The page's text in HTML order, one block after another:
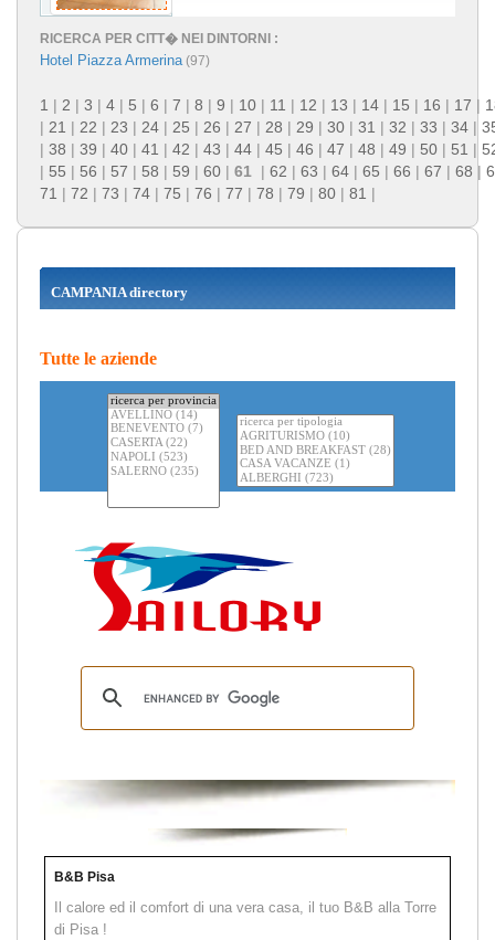
RICERCA PER CITT� NEI DINTORNI :
Hotel Piazza Armerina(97)
1 | 2 | 3 | 4 | 5 | 6 | 7 | 8 | 9 | 10 | 11 | 12 | 13 | 14 | 15 | 16 | 17 |
| 21 | 22 | 23 | 24 | 25 | 26 | 27 | 28 | 29 | 30 | 31 | 32 | 33 | 34 |
| 38 | 39 | 40 | 41 | 42 | 43 | 44 | 45 | 46 | 47 | 48 | 49 | 50 | 51 |
| 55 | 56 | 57 | 58 | 59 | 60 | 61 | 62 | 63 | 64 | 65 | 66 | 67 | 68 |
71 | 72 | 73 | 74 | 75 | 76 | 77 | 78 | 79 | 80 | 81 |
CAMPANIA directory
Tutte le aziende
B&B Pisa
Il calore ed il comfort di una vera casa, il tuo B&B alla Torre
di Pisa !